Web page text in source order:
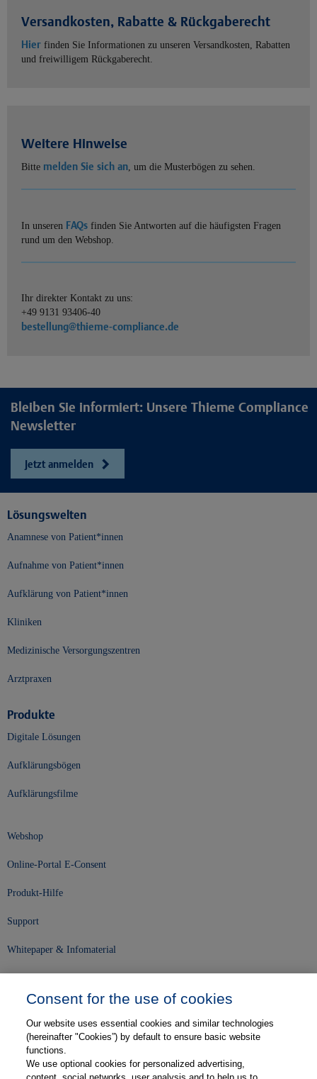
Versandkosten, Rabatte & Rückgaberecht
Hier finden Sie Informationen zu unseren Versandkosten, Rabatten
und freiwilligem Rückgaberecht.
Weitere Hinweise
Bitte melden Sie sich an, um die Musterbögen zu sehen.
In unseren FAQs finden Sie Antworten auf die häufigsten Fragen
rund um den Webshop.
Ihr direkter Kontakt zu uns:
+49 9131 93406-40
bestellung@thieme-compliance.de
Bleiben Sie informiert: Unsere Thieme Compliance
Newsletter
Jetzt anmelden
Lösungswelten
Anamnese von Patient*innen
Aufnahme von Patient*innen
Aufklärung von Patient*innen
Kliniken
Medizinische Versorgungszentren
Arztpraxen
Produkte
Digitale Lösungen
Aufklärungsbögen
Aufklärungsfilme
Webshop
Online-Portal E-Consent
Produkt-Hilfe
Support
Whitepaper & Infomaterial
Karriere
Kontakt
Consent for the use of cookies
Our website uses essential cookies and similar technologies
(hereinafter "Cookies”) by default to ensure basic website
functions.
We use optional cookies for personalized advertising,